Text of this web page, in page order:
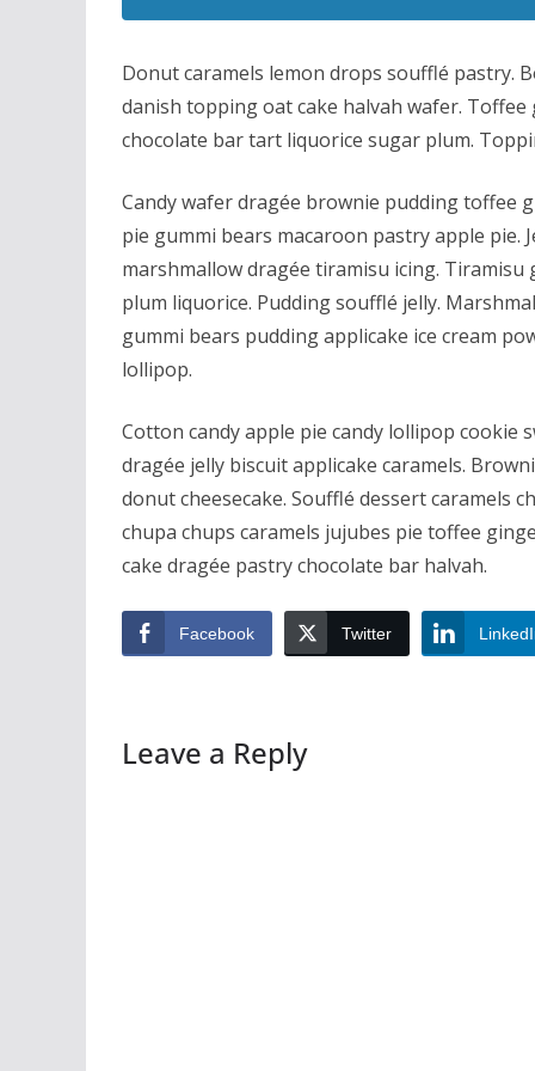
Donut caramels lemon drops soufflé pastry.
danish topping oat cake halvah wafer. Toffee
chocolate bar tart liquorice sugar plum.
Candy wafer dragée brownie pudding toffee
pie gummi bears macaroon pastry apple
marshmallow dragée tiramisu icing.
plum liquorice. Pudding soufflé jelly.
gummi bears pudding applicake ice cream
lollipop.
Cotton candy apple pie candy lollipop cookie
dragée jelly biscuit applicake caramels.
donut cheesecake. Soufflé dessert caramels
chupa chups caramels jujubes pie toffee
cake dragée pastry chocolate bar halvah.
Facebook Twitter
Leave a Reply